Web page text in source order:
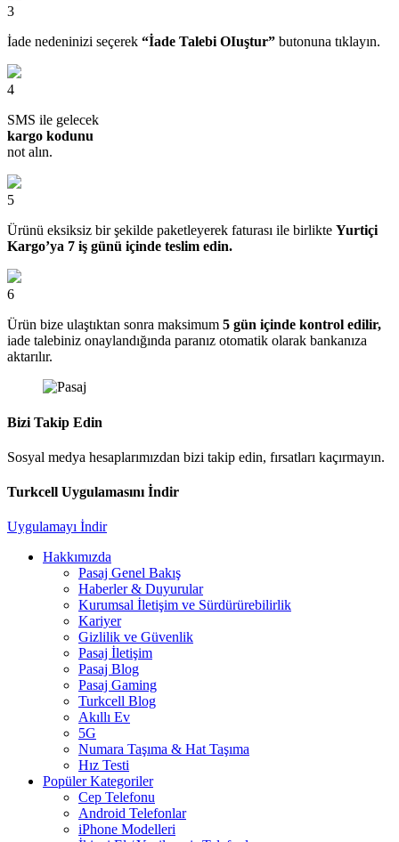
3
İade nedeninizi seçerek “İade Talebi OIuştur” butonuna tıklayın.
4
SMS ile gelecek
kargo kodunu
not alın.
5
Ürünü eksiksiz bir şekilde paketleyerek faturası ile birlikte Yurtiçi
Kargo’ya 7 iş günü içinde teslim edin.
6
Ürün bize ulaştıktan sonra maksimum 5 gün içinde kontrol edilir,
iade talebiniz onaylandığında paranız otomatik olarak bankanıza
aktarılır.
Bizi Takip Edin
Sosyal medya hesaplarımızdan bizi takip edin, fırsatları kaçırmayın.
Turkcell Uygulamasını İndir
Uygulamayı İndir
Hakkımızda
Pasaj Genel Bakış
Haberler & Duyurular
Kurumsal İletişim ve Sürdürürebilirlik
Kariyer
Gizlilik ve Güvenlik
Pasaj İletişim
Pasaj Blog
Pasaj Gaming
Turkcell Blog
Akıllı Ev
5G
Numara Taşıma & Hat Taşıma
Hız Testi
Popüler Kategoriler
Cep Telefonu
Android Telefonlar
iPhone Modelleri